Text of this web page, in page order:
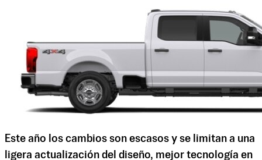
Este año los cambios son escasos y se limitan a una
ligera actualización del diseño, mejor tecnología en